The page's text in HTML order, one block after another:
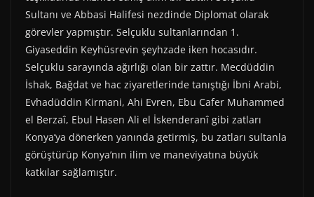
Sultanı ve Abbasi Halifesi nezdinde Diplomat olarak
görevler yapmıştır. Selçuklu sultanlarından 1.
Giyaseddin Keyhüsrevin şeyhzade iken hocasıdır.
Selçuklu sarayında ağırlığı olan bir zattır. Mecdüddin
İshak, Bağdat ve hac ziyaretlerinde tanıştığı İbni Arabi,
Evhadüddin Kirmani, Ahi Evren, Ebu Cafer Muhammed
el Berzaî, Ebul Hasen Ali el İskenderanî gibi zatları
Konya’ya dönerken yanında getirmiş, bu zatları sultanla
görüştürüp Konya’nın ilim ve maneviyatına büyük
katkılar sağlamıştır.